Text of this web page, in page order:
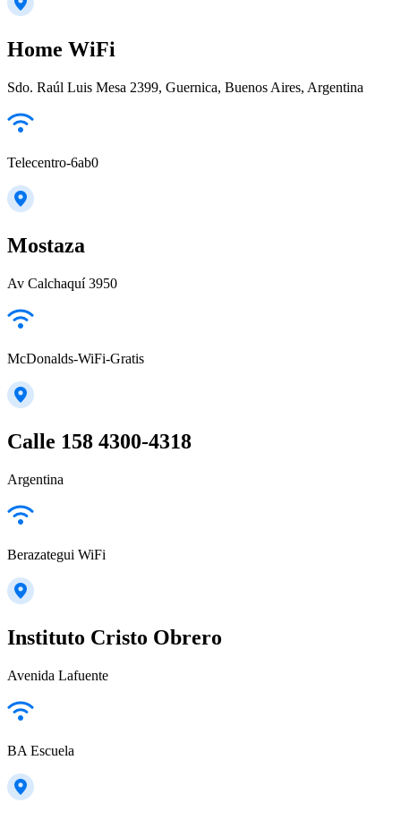
Home WiFi
Sdo. Raúl Luis Mesa 2399, Guernica, Buenos Aires, Argentina
Telecentro-6ab0
Mostaza
Av Calchaquí 3950
McDonalds-WiFi-Gratis
Calle 158 4300-4318
Argentina
Berazategui WiFi
Instituto Cristo Obrero
Avenida Lafuente
BA Escuela